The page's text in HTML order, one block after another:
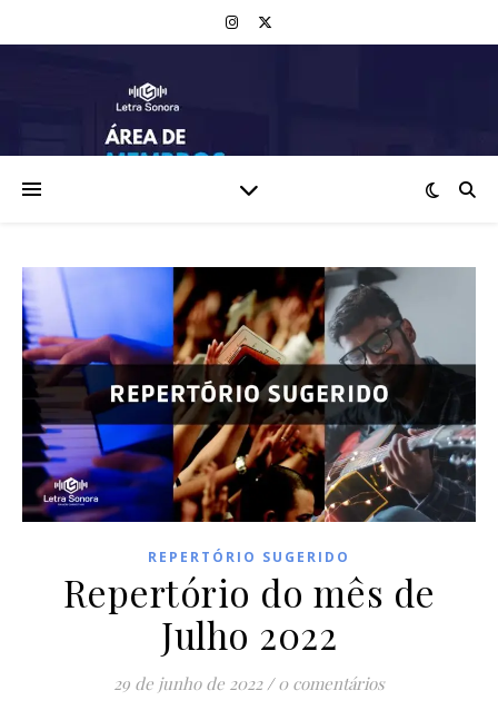
REPERTÓRIO SUGERIDO
Repertório do mês de
Julho 2022
29 de junho de 2022 / 0 comentários